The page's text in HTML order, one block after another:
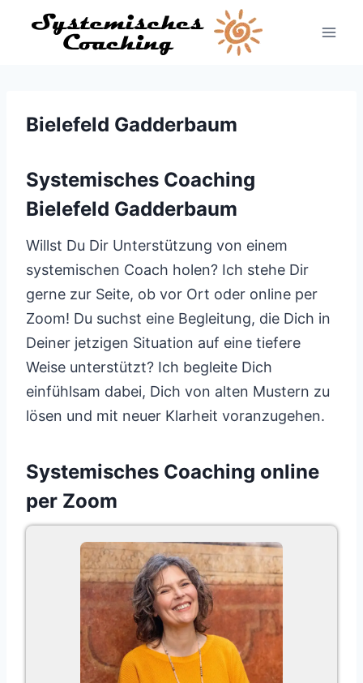
Inhalt
Bielefeld Gadderbaum
Systemisches Coaching
Bielefeld Gadderbaum
Willst Du Dir Unterstützung von einem
systemischen Coach holen? Ich stehe Dir
gerne zur Seite, ob vor Ort oder online per
Zoom! Du suchst eine Begleitung, die Dich in
Deiner jetzigen Situation auf eine tiefere
Weise unterstützt? Ich begleite Dich
einfühlsam dabei, Dich von alten Mustern zu
lösen und mit neuer Klarheit voranzugehen.
Systemisches Coaching online
per Zoom